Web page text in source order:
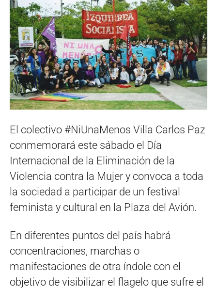
El colectivo #NiUnaMenos Villa Carlos Paz
conmemorará este sábado el Día
Internacional de la Eliminación de la
Violencia contra la Mujer y convoca a toda
la sociedad a participar de un festival
feminista y cultural en la Plaza del Avión.
En diferentes puntos del país habrá
concentraciones, marchas o
manifestaciones de otra índole con el
objetivo de visibilizar el flagelo que sufre el